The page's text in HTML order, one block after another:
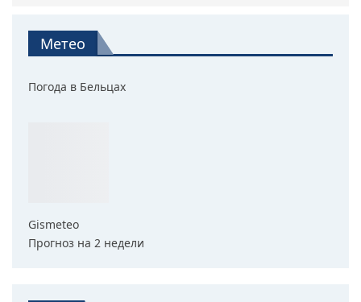
Метео
Погода в Бельцах
Gismeteo
Прогноз на 2 недели